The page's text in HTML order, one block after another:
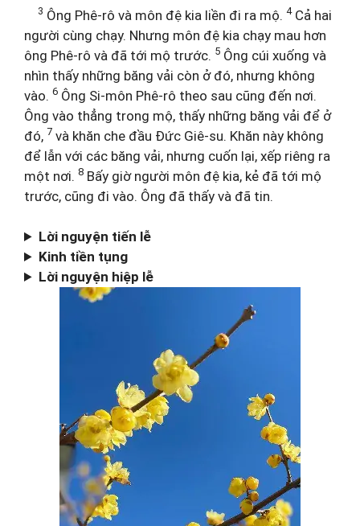
3 Ông Phê-rô và môn đệ kia liền đi ra mộ. 4Cả hai
người cùng chạy. Nhưng môn đệ kia chạy mau hơn
ông Phê-rô và đã tới mộ trước. 5 Ông cúi xuống và
nhìn thấy những băng vải còn ở đó, nhưng không
vào. 6 Ông Si-môn Phê-rô theo sau cũng đến nơi.
Ông vào thẳng trong mộ, thấy những băng vải để ở
đó, 7 và khăn che đầu Đức Giê-su. Khăn này không
để lẫn với các băng vải, nhưng cuốn lại, xếp riêng ra
một nơi. 8 Bấy giờ người môn đệ kia, kẻ đã tới mộ
trước, cũng đi vào. Ông đã thấy và đã tin.
Lời nguyện tiến lễ
Kinh tiền tụng
Lời nguyện hiệp lễ